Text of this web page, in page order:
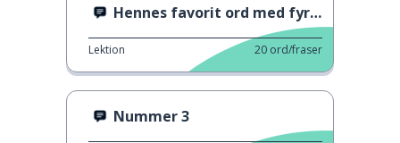
Hennes favorit ord med fyra bokstäver
Lektion 20 ord/fraser
Nummer 3